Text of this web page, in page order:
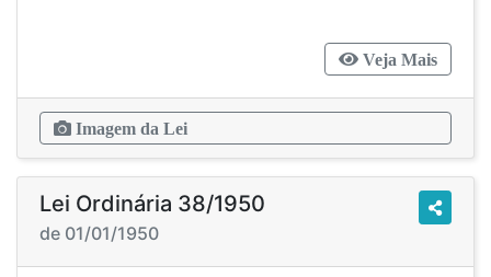
Veja Mais
Imagem da Lei
Lei Ordinária 38/1950
de 01/01/1950